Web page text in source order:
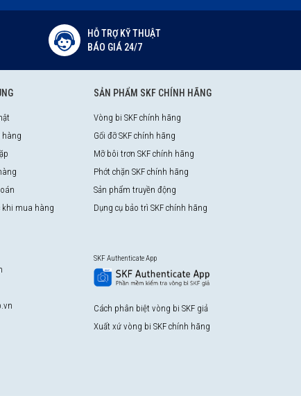
HỖ TRỢ KỸ THUẬT
BÁO GIÁ 24/7
hàng
khi mua hàng
SẢN PHẨM SKF CHÍNH HÃNG
Vòng bi SKF chính hãng
Gối đỡ SKF chính hãng
Mỡ bôi trơn SKF chính hãng
Phớt chặn SKF chính hãng
Sản phẩm truyền động
Dụng cụ bảo trì SKF chính hãng
SKF Authenticate App
Cách phân biệt vòng bi SKF giả
Xuất xứ vòng bi SKF chính hãng